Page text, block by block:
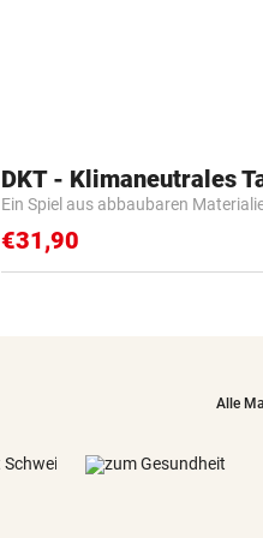
DKT - Klimaneutrales
Ein Spiel aus abbaubaren
€31,90
Alle